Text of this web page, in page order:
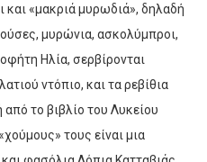
και «μακριά μυρωδιά», δηλαδή
μυρώνια, ασκολύμπροι,
Ηλία, σερβίρονται
ντόπιο, και τα ρεβίθια
από το βιβλίο του Λυκείου
τους είναι μια